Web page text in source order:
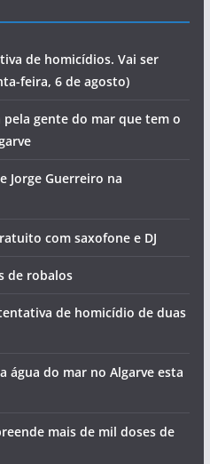
de homicídios. Vai ser
feira, 6 de agosto)
gente do mar que tem o
Jorge Guerreiro na
com saxofone e DJ
de robalos
de homicídio de duas
água do mar no Algarve esta
mais de mil doses de